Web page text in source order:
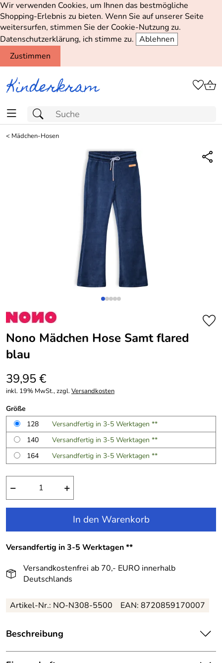
Wir verwenden Cookies, um Ihnen das bestmögliche
Shopping-Erlebnis zu bieten. Wenn Sie auf unserer Seite
weitersurfen, stimmen Sie der Cookie-Nutzung zu.
Datenschutzerklärung, ich stimme zu. Ablehnen
Zustimmen
< Mädchen-Hosen
Nono Mädchen Hose Samt flared
blau
39,95 €
inkl. 19% MwSt., zzgl.Versandkosten
Größe
128
Versandfertig in 3-5 Werktagen **
140
Versandfertig in 3-5 Werktagen **
164
Versandfertig in 3-5 Werktagen **
− +
In den Warenkorb
Versandfertig in 3-5 Werktagen **
Versandkostenfrei ab 70,- EURO innerhalb
Deutschlands
Artikel-Nr.: NO-N308-5500 EAN: 8720859170007
Beschreibung
Nono Mädchen Hose Samt flared blau: